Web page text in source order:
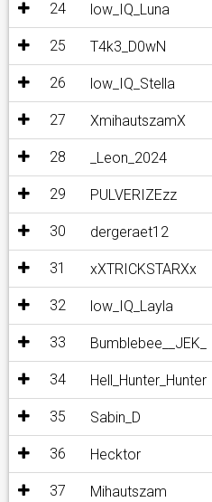
24 low_IQ_Luna
25 T4k3_D0wN
26 low_IQ_Stella
27 XmihautszamX
28 _Leon_2024
29 PULVERIZEzz
30 dergeraet12
31 xXTRICKSTARXx
32 low_IQ_Layla
33 Bumblebee__JEK_
34 Hell_Hunter_Hunter
35 Sabin_D
36 Hecktor
37 Mihautszam